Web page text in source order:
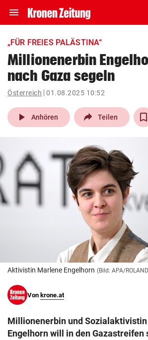
menu Navigation
ein-/ausklappen
account_circle Anmelden
pin_drop
Wien
search
Suchbegriff
eingeben
© Krone Multimedia GmbH & Co KG 2026
Muthgasse 2, 1190 Wien
„FÜR FREIES PALÄSTINA“
Millionenerbin
nach Gaza segeln
Österreich 01.08.2025 10:52
play_arrow Anhören Teilen
Aktivistin Marlene Engelhorn (Bild: APA/
Von krone.at
Millionenerbin und
Engelhorn will in den Gazastreifen